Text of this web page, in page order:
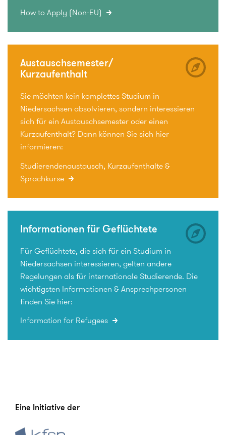
How to Apply (Non-EU)
Austauschsemester/
Kurzaufenthalt
Sie möchten kein komplettes Studium in
Niedersachsen absolvieren, sondern interessieren
sich für ein Austauschsemester oder einen
Kurzaufenthalt? Dann können Sie sich hier
informieren:
Studierendenaustausch, Kurzaufenthalte &
Sprachkurse
Informationen für Geflüchtete
Für Geflüchtete, die sich für ein Studium in
Niedersachsen interessieren, gelten andere
Regelungen als für internationale Studierende. Die
wichtigsten Informationen & Ansprechpersonen
finden Sie hier:
Information for Refugees
Eine Initiative der